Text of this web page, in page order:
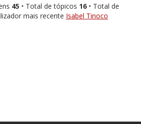
45 • Total de tópicos 16 • Total de
mais recente Isabel Tinoco